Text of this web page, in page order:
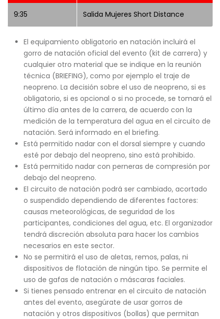
9:35 Salida Mujeres Short Distance
El equipamiento obligatorio en natación incluirá el
gorro de natación oficial del evento (kit de carrera) y
cualquier otro material que se indique en la reunión
técnica (BRIEFING), como por ejemplo el traje de
neopreno. La decisión sobre el uso de neopreno, si es
obligatorio, si es opcional o si no procede, se tomará el
último día antes de la carrera, de acuerdo con la
medición de la temperatura del agua en el circuito de
natación. Será informado en el briefing.
Está permitido nadar con el dorsal siempre y cuando
esté por debajo del neopreno, sino está prohibido.
Está permitido nadar con perneras de compresión por
debajo del neopreno.
El circuito de natación podrá ser cambiado, acortado
o suspendido dependiendo de diferentes factores:
causas meteorológicas, de seguridad de los
participantes, condiciones del agua, etc. El organizador
tendrá discreción absoluta para hacer los cambios
necesarios en este sector.
No se permitirá el uso de aletas, remos, palas, ni
dispositivos de flotación de ningún tipo. Se permite el
uso de gafas de natación o máscaras faciales.
Si tienes pensado entrenar en el circuito de natación
antes del evento, asegúrate de usar gorros de
natación y otros dispositivos (bollas) que permitan